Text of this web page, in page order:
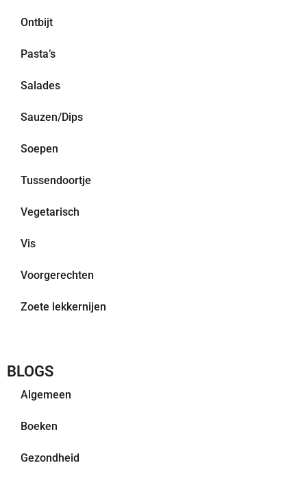
Ontbijt
Pasta’s
Salades
Sauzen/Dips
Soepen
Tussendoortje
Vegetarisch
Vis
Voorgerechten
Zoete lekkernijen
BLOGS
Algemeen
Boeken
Gezondheid